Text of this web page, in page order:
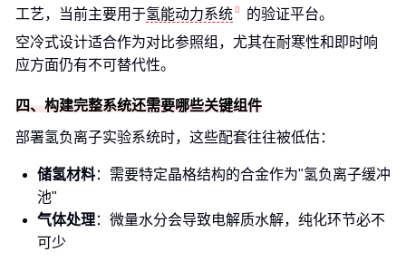
工艺，当前主要用于氢能动力系统
的验证平台。
空冷式设计适合作为对比参照组，尤其在耐寒性和即时响
应方面仍有不可替代性。
四、构建完整系统还需要哪些关键组件
部署氢负离子实验系统时，这些配套往往被低估：
储氢材料：需要特定晶格结构的合金作为"氢负离子缓冲
池"
气体处理：微量水分会导致电解质水解，纯化环节必不
可少